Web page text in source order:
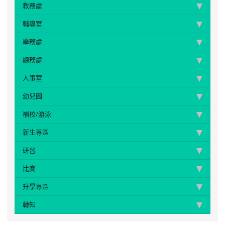
教務處
輔導室
學務處
總務處
人事室
幼兒園
補校/游泳
新生專區
研習
比賽
升學專區
轉知